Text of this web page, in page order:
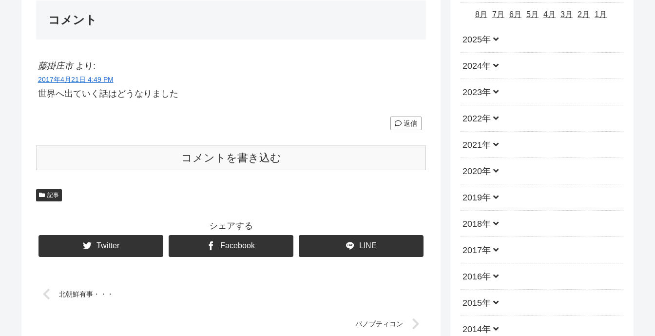
コメント
藤掛庄市 より:
2017年4月21日 4:49 PM
世界へ出ていく話はどうなりました
返信
コメントを書き込む
記事
シェアする
Twitter Facebook LINE
北朝鮮有事・・・
パノプティコン
8月 7月 6月 5月 4月 3月 2月 1月
2025年
2024年
2023年
2022年
2021年
2020年
2019年
2018年
2017年
2016年
2015年
2014年